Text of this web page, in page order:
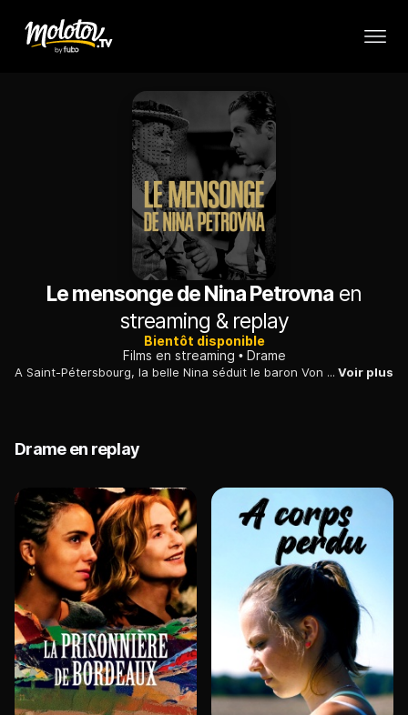
Le mensonge de Nina Petrovna en
streaming & replay
Bientôt disponible
Films en streaming
Drame
A Saint-Pétersbourg, la belle Nina séduit le baron Von Engern. Elle devient sa maîtresse et le suit quand il rentre à Vienne, puis rencontre un jeune militaire... Voir plus
Drame en replay